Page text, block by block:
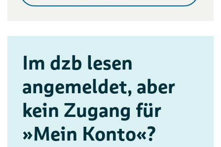
Im dzb lesen
angemeldet, aber
kein Zugang für
»Mein Konto«?